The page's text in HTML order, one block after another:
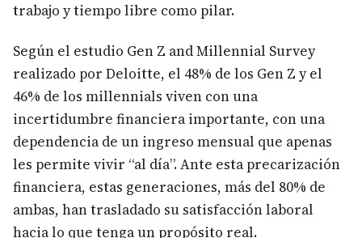
trabajo y tiempo libre como pilar.
Según el estudio Gen Z and Millennial Survey
realizado por Deloitte, el 48% de los Gen Z y el
46% de los millennials viven con una
incertidumbre financiera importante, con una
dependencia de un ingreso mensual que apenas
les permite vivir “al día”. Ante esta precarización
financiera, estas generaciones, más del 80% de
ambas, han trasladado su satisfacción laboral
hacia lo que tenga un propósito real.